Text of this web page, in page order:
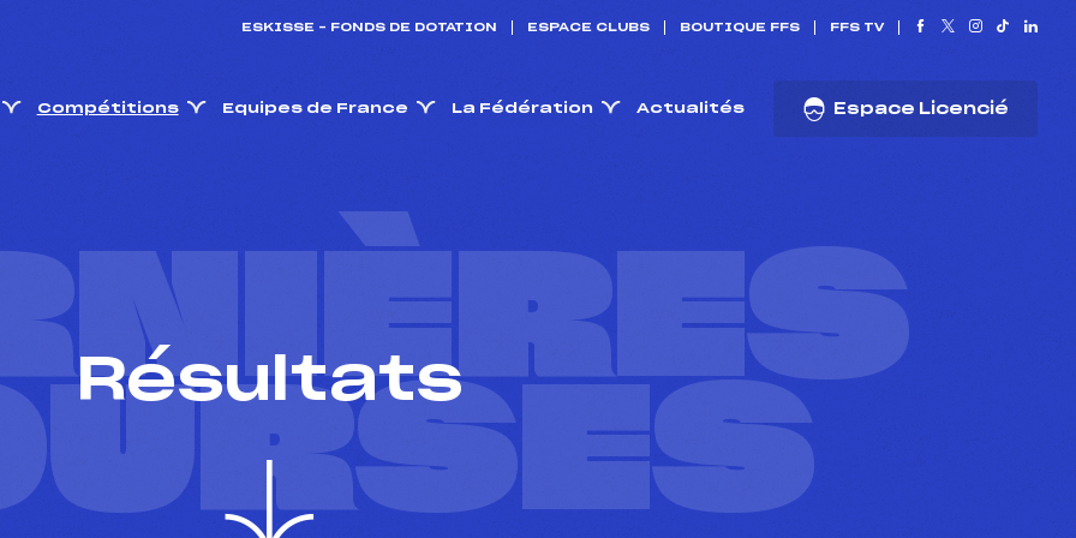
ESKISSE – FONDS DE DOTATION ESPACE CLUBS BOUTIQUE FFS FFS TV
Compétitions Equipes de France La Fédération Actualités Espace Licencié
Résultats